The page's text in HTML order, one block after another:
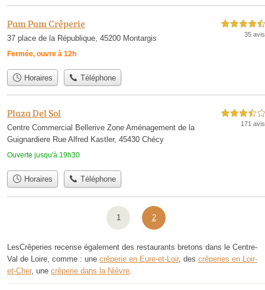
Pam Pam Crêperie
37 place de la République, 45200 Montargis
Fermée, ouvre à 12h
4,5 étoiles sur 5
35 avis
Horaires Téléphone
Plaza Del Sol
Centre Commercial Bellerive Zone Aménagement de la
Guignardiere Rue Alfred Kastler, 45430 Chécy
Ouverte jusqu'à 19h30
3,5 étoiles sur 5
171 avis
Horaires Téléphone
1 2
LesCrêperies recense également des restaurants bretons dans le Centre-
Val de Loire, comme : une crêperie en Eure-et-Loir, des crêperies en Loir-
et-Cher, une crêperie dans la Nièvre